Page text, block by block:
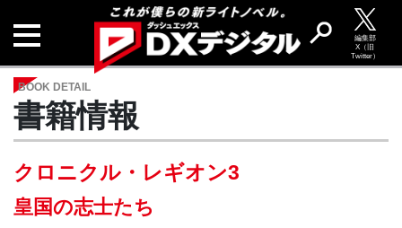
編集部
X（旧
Twitter）
BOOK DETAIL
書籍情報
クロニクル・レギオン3
皇国の志士たち